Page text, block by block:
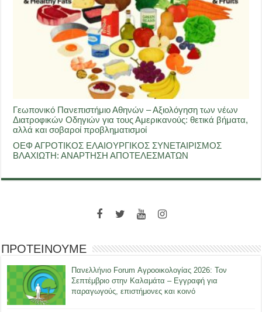
Γεωπονικό Πανεπιστήμιο Αθηνών – Αξιολόγηση των νέων
Διατροφικών Οδηγιών για τους Αμερικανούς: θετικά βήματα,
αλλά και σοβαροί προβληματισμοί
ΟΕΦ ΑΓΡΟΤΙΚΟΣ ΕΛΑΙΟΥΡΓΙΚΟΣ ΣΥΝΕΤΑΙΡΙΣΜΟΣ
ΒΛΑΧΙΩΤΗ: ΑΝΑΡΤΗΣΗ ΑΠΟΤΕΛΕΣΜΑΤΩΝ
ΠΡΟΤΕΙΝΟΥΜΕ
Πανελλήνιο Forum Αγροοικολογίας 2026: Τον
Σεπτέμβριο στην Καλαμάτα – Εγγραφή για
παραγωγούς, επιστήμονες και κοινό